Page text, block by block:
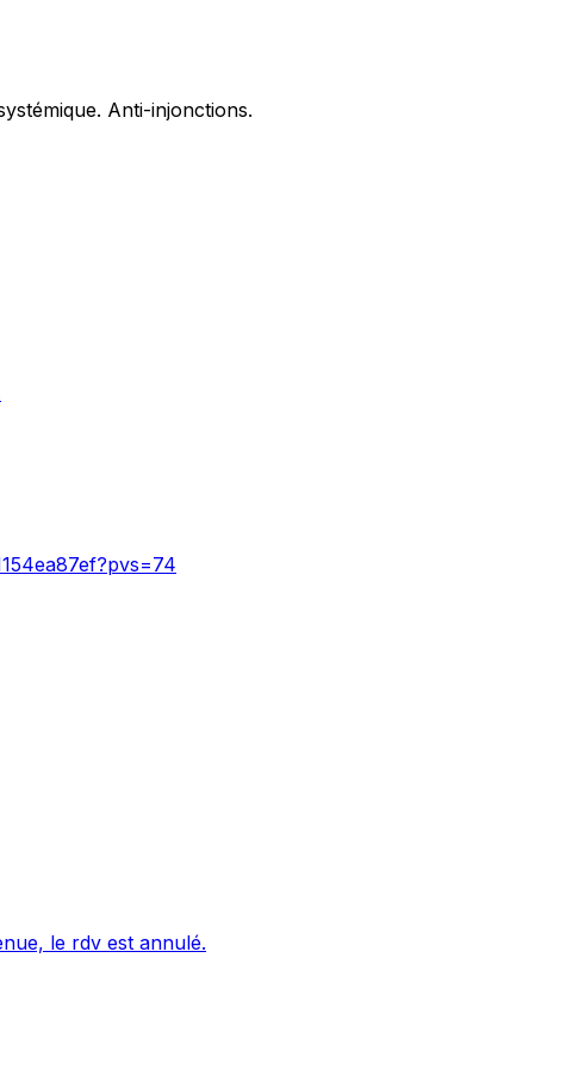
Anti-injonctions.
le rdv est annulé.